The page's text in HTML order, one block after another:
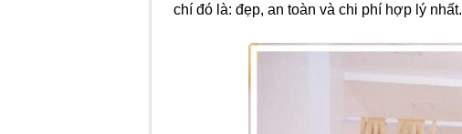
chí đó là: đẹp, an toàn và chi phí hợp lý nhất.